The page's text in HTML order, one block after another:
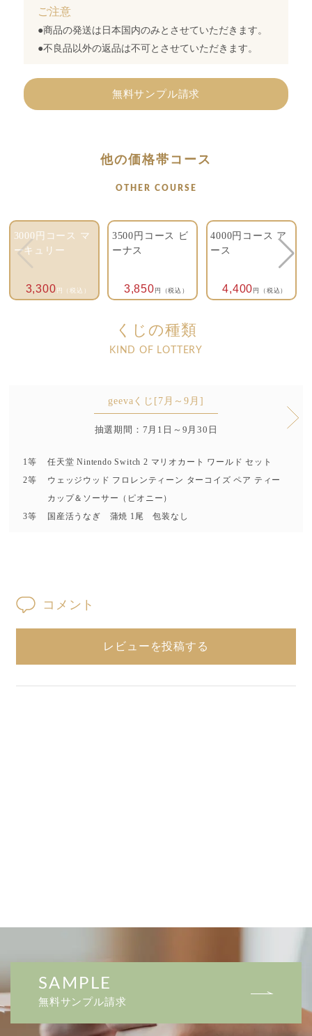
ご注意
●商品の発送は日本国内のみとさせていただきます。
●不良品以外の返品は不可とさせていただきます。
無料サンプル請求
他の価格帯コース
OTHER COURSE
3000円コース マ
ーキュリー
3,300 円（税込）
3500円コース ビ
ーナス
3,850 円（税込）
4000円コース ア
ース
4,400 円（税込）
くじの種類
KIND OF LOTTERY
geevaくじ[7月～9月]
抽選期間：7月1日～9月30日
1等
任天堂 Nintendo Switch 2 マリオカート ワールド セット
2等
ウェッジウッド フロレンティーン ターコイズ ペア ティー
カップ＆ソーサー（ピオニー）
3等
国産活うなぎ 蒲焼 1尾 包装なし
コメント
レビューを投稿する
SAMPLE
無料サンプル請求